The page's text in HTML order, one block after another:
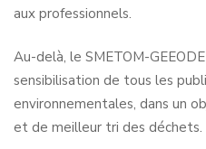
aux professionnels.
Au-delà, le SMETOM-
sensibilisation de tous les
environnementales, dans un
et de meilleur tri des déchets.